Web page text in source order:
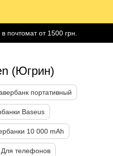
почтомат от 1500 грн.
(Югрин)
портативный
Baseus
10 000 mAh
Для телефонов